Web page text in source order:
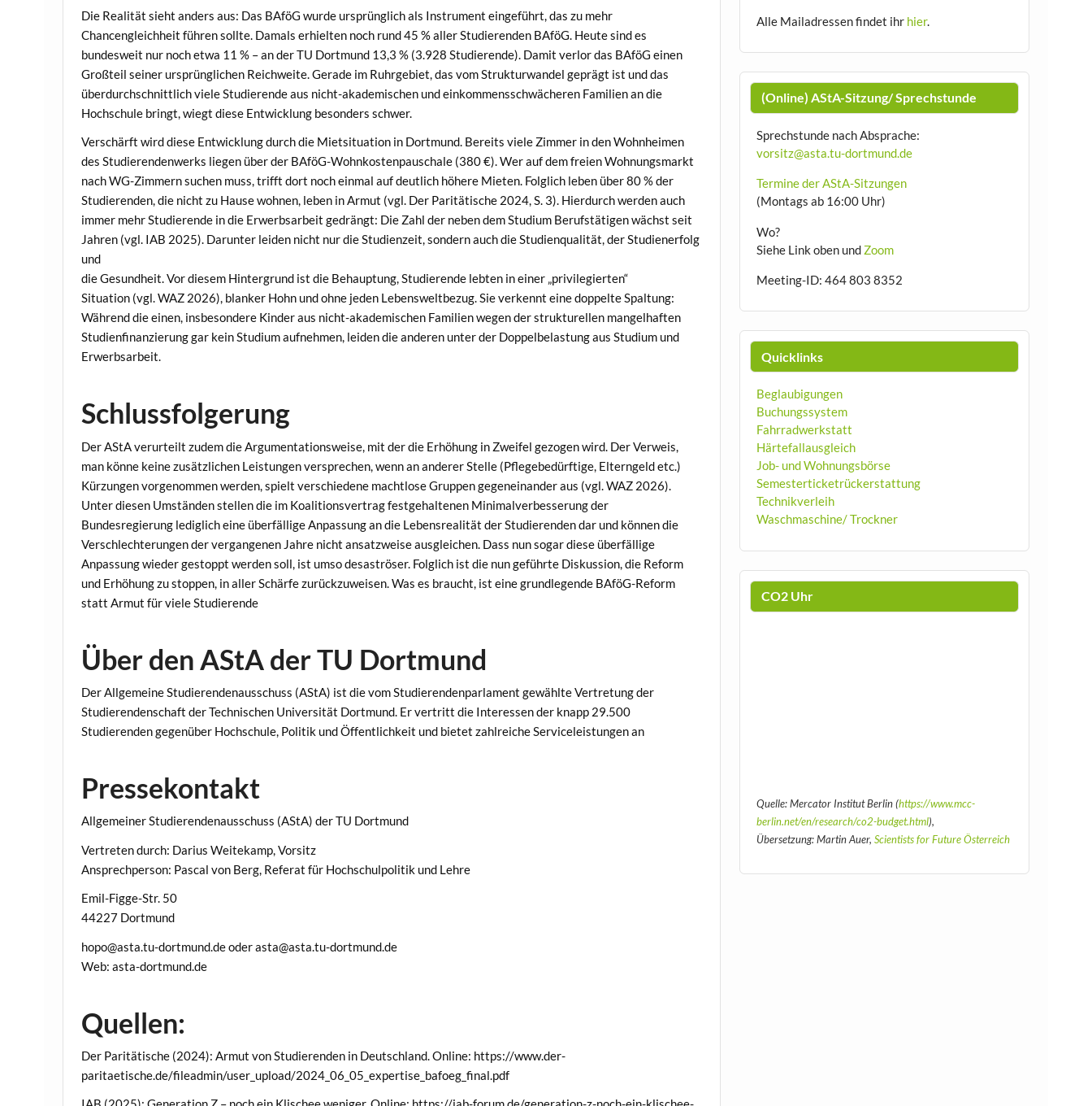
Die Realität sieht anders aus: Das BAföG wurde ursprünglich als Instrument eingeführt, das zu mehr
Chancengleichheit führen sollte. Damals erhielten noch rund 45 % aller Studierenden BAföG. Heute sind es
bundesweit nur noch etwa 11 % – an der TU Dortmund 13,3 % (3.928 Studierende). Damit verlor das BAföG einen
Großteil seiner ursprünglichen Reichweite. Gerade im Ruhrgebiet, das vom Strukturwandel geprägt ist und das
überdurchschnittlich viele Studierende aus nicht-akademischen und einkommensschwächeren Familien an die
Hochschule bringt, wiegt diese Entwicklung besonders schwer.
Verschärft wird diese Entwicklung durch die Mietsituation in Dortmund. Bereits viele Zimmer in den Wohnheimen
des Studierendenwerks liegen über der BAföG-Wohnkostenpauschale (380 €). Wer auf dem freien Wohnungsmarkt
nach WG-Zimmern suchen muss, trifft dort noch einmal auf deutlich höhere Mieten. Folglich leben über 80 % der
Studierenden, die nicht zu Hause wohnen, leben in Armut (vgl. Der Paritätische 2024, S. 3). Hierdurch werden auch
immer mehr Studierende in die Erwerbsarbeit gedrängt: Die Zahl der neben dem Studium Berufstätigen wächst seit
Jahren (vgl. IAB 2025). Darunter leiden nicht nur die Studienzeit, sondern auch die Studienqualität, der Studienerfolg
und
die Gesundheit. Vor diesem Hintergrund ist die Behauptung, Studierende lebten in einer „privilegierten“
Situation (vgl. WAZ 2026), blanker Hohn und ohne jeden Lebensweltbezug. Sie verkennt eine doppelte Spaltung:
Während die einen, insbesondere Kinder aus nicht-akademischen Familien wegen der strukturellen mangelhaften
Studienfinanzierung gar kein Studium aufnehmen, leiden die anderen unter der Doppelbelastung aus Studium und
Erwerbsarbeit.
Schlussfolgerung
Der AStA verurteilt zudem die Argumentationsweise, mit der die Erhöhung in Zweifel gezogen wird. Der Verweis,
man könne keine zusätzlichen Leistungen versprechen, wenn an anderer Stelle (Pflegebedürftige, Elterngeld etc.)
Kürzungen vorgenommen werden, spielt verschiedene machtlose Gruppen gegeneinander aus (vgl. WAZ 2026).
Unter diesen Umständen stellen die im Koalitionsvertrag festgehaltenen Minimalverbesserung der
Bundesregierung lediglich eine überfällige Anpassung an die Lebensrealität der Studierenden dar und können die
Verschlechterungen der vergangenen Jahre nicht ansatzweise ausgleichen. Dass nun sogar diese überfällige
Anpassung wieder gestoppt werden soll, ist umso desaströser. Folglich ist die nun geführte Diskussion, die Reform
und Erhöhung zu stoppen, in aller Schärfe zurückzuweisen. Was es braucht, ist eine grundlegende BAföG-Reform
statt Armut für viele Studierende
Über den AStA der TU Dortmund
Der Allgemeine Studierendenausschuss (AStA) ist die vom Studierendenparlament gewählte Vertretung der
Studierendenschaft der Technischen Universität Dortmund. Er vertritt die Interessen der knapp 29.500
Studierenden gegenüber Hochschule, Politik und Öffentlichkeit und bietet zahlreiche Serviceleistungen an
Pressekontakt
Allgemeiner Studierendenausschuss (AStA) der TU Dortmund
Vertreten durch: Darius Weitekamp, Vorsitz
Ansprechperson: Pascal von Berg, Referat für Hochschulpolitik und Lehre
Emil-Figge-Str. 50
44227 Dortmund
hopo@asta.tu-dortmund.de oder asta@asta.tu-dortmund.de
Web: asta-dortmund.de
Quellen:
Der Paritätische (2024): Armut von Studierenden in Deutschland. Online: https://www.der-
paritaetische.de/fileadmin/user_upload/2024_06_05_expertise_bafoeg_final.pdf
Alle Mailadressen findet ihr hier.
(Online) AStA-Sitzung/ Sprechstunde
Sprechstunde nach Absprache:
vorsitz@asta.tu-dortmund.de
Termine der AStA-Sitzungen
(Montags ab 16:00 Uhr)
Wo?
Siehe Link oben und Zoom
Meeting-ID: 464 803 8352
Quicklinks
Beglaubigungen
Buchungssystem
Fahrradwerkstatt
Härtefallausgleich
Job- und Wohnungsbörse
Semesterticketrückerstattung
Technikverleih
Waschmaschine/ Trockner
CO2 Uhr
Quelle: Mercator Institut Berlin (https://www.mcc-
berlin.net/en/research/co2-budget.html),
Übersetzung: Martin Auer, Scientists for Future Österreich